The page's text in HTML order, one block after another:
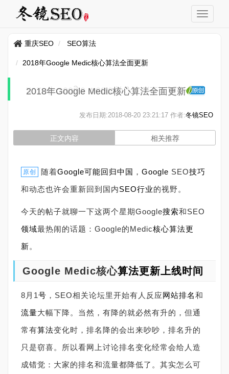
重庆SEO SEO算法
2018年Google Medic核心算法全面更新
2018年Google Medic核心算法全面更新
发布日期:2018-08-20 23:21:17 作者:冬镜SEO
正文内容 相关推荐
原创 随着Google可能回归中国 ， Google SEO技巧
和动态也许会重新回到国内SEO行业的视野。
今天的帖子就聊一下这两个星期Google搜索和SEO
领域最热闹的话题：Google的Medic核心算法更
新。
Google Medic核心算法更新上线时间
8月1号 ，SEO相关论坛里开始有人反应网站排名和
流量大幅下降。当然，有降的就必然有升的，但通
常有算法变化时，排名降的会出来吵吵，排名升的
只是窃喜。所以看网上讨论排名变化经常会给人造
成错觉：大家的排名和流量都降低了。其实怎么可